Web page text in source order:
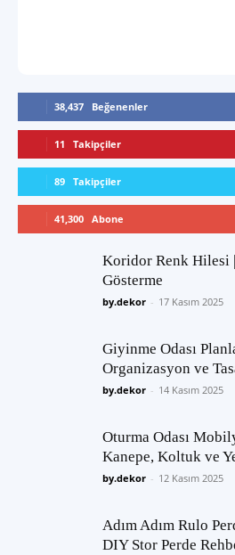
38,437 Beğenenler
11 Takipçiler
89 Takipçiler
41,300 Abone
Koridor Renk Hilesi
Gösterme
by.dekor - 17 Kasım 2025
Giyinme Odası
Organizasyon ve
by.dekor - 14 Kasım 2025
Oturma Odası
Kanepe, Koltuk ve
by.dekor - 12 Kasım 2025
Adım Adım Rulo
DIY Stor Perde